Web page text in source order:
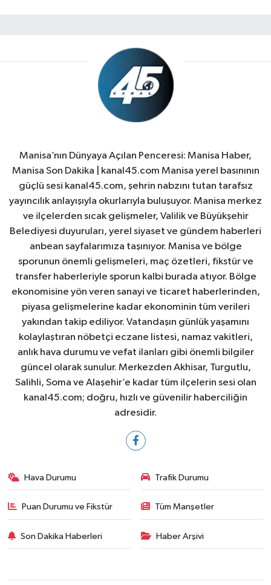
Manisa’nın Dünyaya Açılan Penceresi: Manisa Haber,
Manisa Son Dakika | kanal45.com Manisa yerel basınının
güçlü sesi kanal45.com, şehrin nabzını tutan tarafsız
yayıncılık anlayışıyla okurlarıyla buluşuyor. Manisa merkez
ve ilçelerden sıcak gelişmeler, Valilik ve Büyükşehir
Belediyesi duyuruları, yerel siyaset ve gündem haberleri
anbean sayfalarımıza taşınıyor. Manisa ve bölge
sporunun önemli gelişmeleri, maç özetleri, fikstür ve
transfer haberleriyle sporun kalbi burada atıyor. Bölge
ekonomisine yön veren sanayi ve ticaret haberlerinden,
piyasa gelişmelerine kadar ekonominin tüm verileri
yakından takip ediliyor. Vatandaşın günlük yaşamını
kolaylaştıran nöbetçi eczane listesi, namaz vakitleri,
anlık hava durumu ve vefat ilanları gibi önemli bilgiler
güncel olarak sunulur. Merkezden Akhisar, Turgutlu,
Salihli, Soma ve Alaşehir’e kadar tüm ilçelerin sesi olan
kanal45.com; doğru, hızlı ve güvenilir haberciliğin
adresidir.
Hava Durumu Trafik Durumu
Puan Durumu ve Fikstür Tüm Manşetler
Son Dakika Haberleri Haber Arşivi